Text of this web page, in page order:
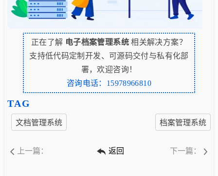
正在了解 电子档案管理系统相关解决方案？
支持低代码定制开发、可源码交付与私有化部
署，欢迎咨询！
咨询电话：15978966810
TAG
文档管理系统 档案管理系统
上一篇： 返回 下一篇：